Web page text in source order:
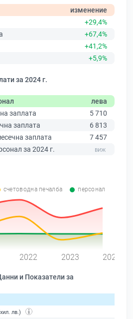
изменение
+29,4%
+67,4%
+41,2%
+5,9%
за 2024 г.
лева
заплата
5 710
заплата
6 813
заплата
7 457
за 2024 г.
счетоводна печалба персонал
2022 2023 2024
и Показатели за
лв.)